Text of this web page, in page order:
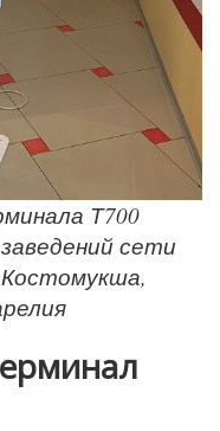
Т700
сети
Костомукша,